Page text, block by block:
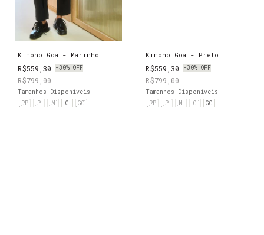
Kimono Goa - Marinho
R$559,30 -30% OFF
R$799,00
Tamanhos Disponíveis
PP
P M G GG
Kimono Goa - Preto
R$559,30 -30% OFF
R$799,00
Tamanhos Disponíveis
PP
P M G GG